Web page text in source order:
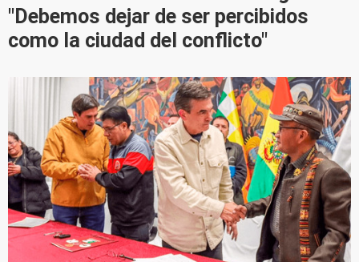
"Debemos dejar de ser percibidos
como la ciudad del conflicto"